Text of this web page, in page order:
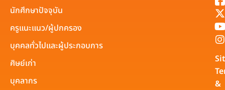
นักศึกษาปัจจุบัน
ครูแนะแนว/ผู้ปกครอง
บุคคลทั่วไปและผู้ประกอบการ
ศิษย์เก่า
บุคลากร
&